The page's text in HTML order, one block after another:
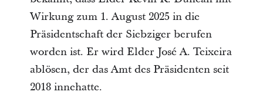
Wirkung zum 1. August 2025 in die
Präsidentschaft der Siebziger berufen
worden ist. Er wird Elder José A. Teixeira
ablösen, der das Amt des Präsidenten seit
2018 innehatte.